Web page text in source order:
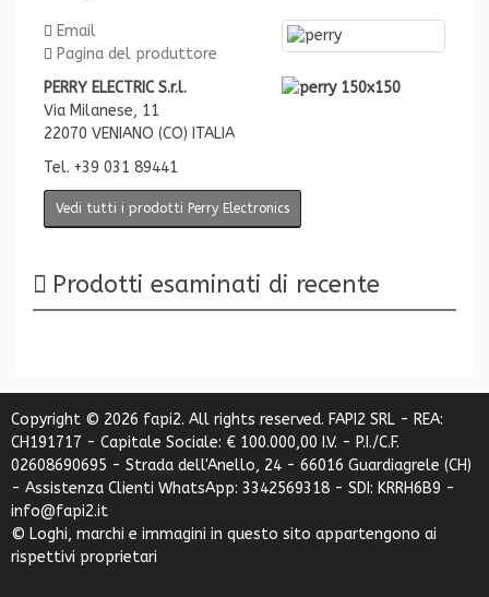
Email
Pagina del produttore
PERRY ELECTRIC S.r.l.
Via Milanese, 11
22070 VENIANO (CO) ITALIA
Tel. +39 031 89441
Vedi tutti i prodotti Perry Electronics
Prodotti esaminati di recente
Copyright © 2026 fapi2. All rights reserved. FAPI2 SRL - REA:
CH191717 - Capitale Sociale: € 100.000,00 I.V. - P.I./C.F.
02608690695 - Strada dell'Anello, 24 - 66016 Guardiagrele (CH)
- Assistenza Clienti WhatsApp: 3342569318 - SDI: KRRH6B9 -
info@fapi2.it
© Loghi, marchi e immagini in questo sito appartengono ai
rispettivi proprietari